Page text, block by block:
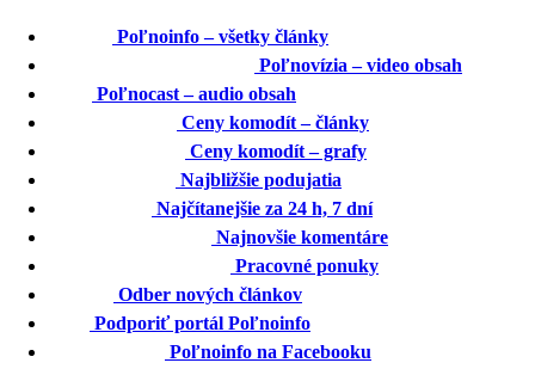
Poľnoinfo – všetky články
Poľnovízia – video obsah
Poľnocast – audio obsah
Ceny komodít – články
Ceny komodít – grafy
Najbližšie podujatia
Najčítanejšie za 24 h, 7 dní
Najnovšie komentáre
Pracovné ponuky
Odber nových článkov
Podporiť portál Poľnoinfo
Poľnoinfo na Facebooku